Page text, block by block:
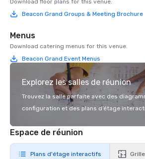
Download floor plans for this venue.
Beacon Grand Groups & Meeting Brochure
Menus
Download catering menus for this venue.
Beacon Grand Event Menus
Explorez les salles de réunion
Trouvez la salle parfaite avec des
configuration et des plans d’étage
Espace de réunion
Plans d'étage interactifs